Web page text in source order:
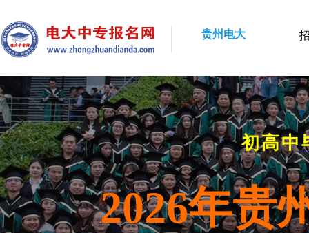
贵州电大
初高中
2026年贵